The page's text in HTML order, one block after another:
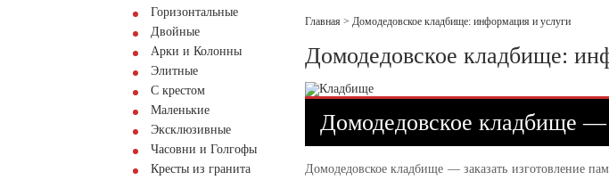
Горизонтальные
Двойные
Арки и Колонны
Элитные
С крестом
Маленькие
Эксклюзивные
Часовни и Голгофы
Кресты из гранита
Главная > Домодедовское кладбище: информация и услуги
Домодедовское кладбище:
Домодедовское кладбище —
Домодедовское кладбище — заказать изготовление